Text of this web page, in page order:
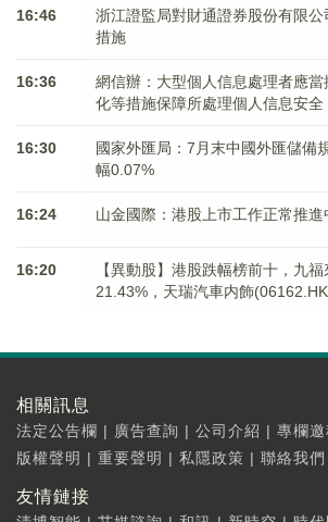
16:46
浙江證監局對財通證券股份有限
措施
16:36
網信辦：大型個人信息處理者應
化等措施保障所處理個人信息安全
16:30
國家外匯局：7月末中國外匯儲備
幅0.07%
16:24 山金國際：港股上市工作正常推進
16:20
【異動股】港股跌幅榜前十，九
21.43%，天瑞汽車内飾
相關訊息
法定公告欄 | 廣告查詢 | 公司介紹 | 專欄邀
版權聲明 | 重要聲明 | 私隱政策 | 聯絡我們
友情鏈接